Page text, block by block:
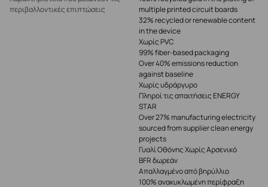
περιβαλλοντικές επιπτώσεις
multiple printed circuit boards
32% recycled or renewable content
in the device
Χωρίς PVC
99% fiber-based packaging
Over 40% emissions reduction
against baseline
Χωρίς υδράργυρο
Πληροί τις απαιτήσεις ENERGY
STAR
Over 27% manufacturing electricity
sourced from supplier clean energy
projects
Γυαλί Οθόνης Χωρίς Αρσενικό
BFR δωρεάν
Απαλλαγμένο από βηρύλλιο
100% ανακυκλωμένη περίφραξη